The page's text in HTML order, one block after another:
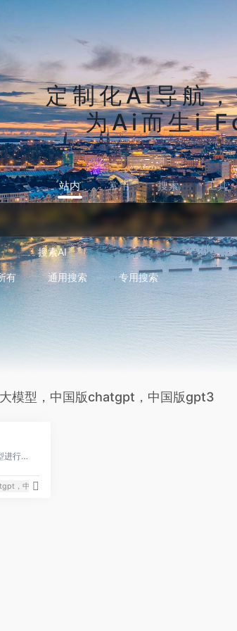
定制化Ai导航
为Ai而生i
站内 常用 搜索 工具
搜索AI
有 通用搜索 专用搜索
模型，中国版chatgpt，中国版gpt3
中国版对话语言模型，与GLM大模型进行对话。
，中国版gpt3